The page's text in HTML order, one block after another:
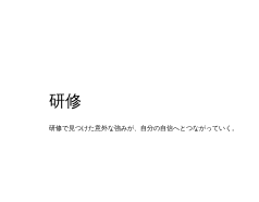
研修
研修で見つけた意外な強みが、自分の自信へとつながっていく。